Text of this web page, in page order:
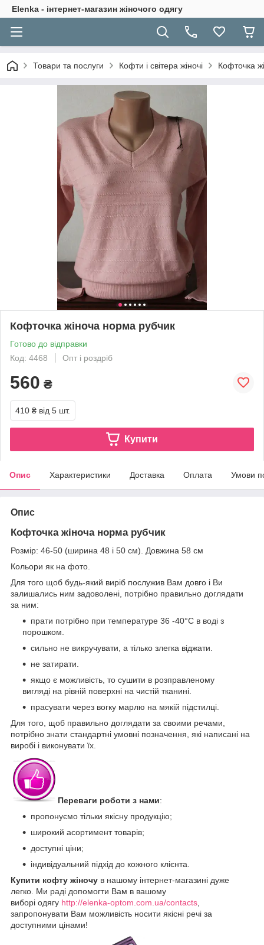
Elenka - інтернет-магазин жіночого одягу
Товари та послуги Кофти і світера жіночі Кофточка
Кофточка жіноча норма рубчик
Готово до відправки
Код: 4468
Опт і роздріб
560 ₴
410 ₴ від 5 шт.
Купити
Опис Характеристики Доставка Оплата Умови
Опис
Кофточка жіноча норма рубчик
Розмір: 46-50 (ширина 48 і 50 см). Довжина 58 см
Кольори як на фото.
Для того щоб будь-який виріб послужив Вам довго і Ви
залишались ним задоволені, потрібно правильно доглядати
за ним:
прати потрібно при температуре 36 -40°С в воді з
порошком.
сильно не викручувати, а тілько злегка віджати.
не затирати.
якщо є можливість, то сушити в розправленому
вигляді на рівній поверхні на чистій тканині.
прасувати через вогку марлю на мякій підстилці.
Для того, щоб правильно доглядати за своими речами,
потрібно знати стандартні умовні позначення, які написані на
виробі і виконувати їх.
Переваги роботи з нами:
пропонуємо тільки якісну продукцію;
широкий асортимент товарів;
доступні ціни;
індивідуальний підхід до кожного клієнта.
Купити кофту жіночу в нашому інтернет-магазині дуже
легко. Ми раді допомогти Вам в вашому
виборі одягу http://elenka-optom.com.ua/contacts
запропонувати Вам можливість носити якісні речі за
доступними цінами!